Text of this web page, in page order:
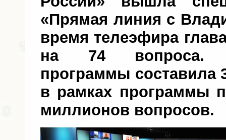
«Прямая линия с
время телеэфира
на 74 вопроса.
программы составила
в рамках программы
миллионов вопросов.